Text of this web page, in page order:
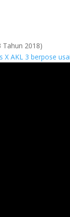
Tahun 2018)